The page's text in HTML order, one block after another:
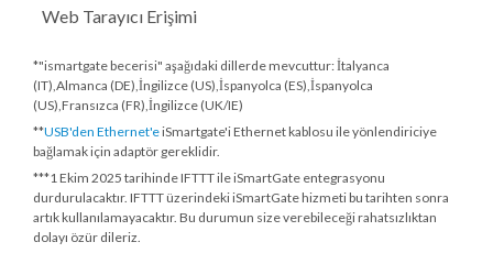
Web Tarayıcı Erişimi
*"ismartgate becerisi" aşağıdaki dillerde mevcuttur: İtalyanca
(IT),Almanca (DE),İngilizce (US),İspanyolca (ES),İspanyolca
(US),Fransızca (FR),İngilizce (UK/IE)
**USB'den Ethernet'eiSmartgate'i Ethernet kablosu ile yönlendiriciye
bağlamak için adaptör gereklidir.
***1 Ekim 2025 tarihindeIFTTT ile iSmartGate entegrasyonu
durdurulacaktır. IFTTT üzerindeki iSmartGate hizmeti bu tarihten sonra
artık kullanılamayacaktır. Bu durumun size verebileceği rahatsızlıktan
dolayı özür dileriz.